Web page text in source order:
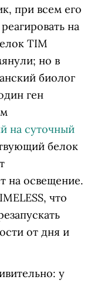
при всем его
на
TIM
но в
биолог
ген
на суточный
белок
на освещение.
что
от дня и
у